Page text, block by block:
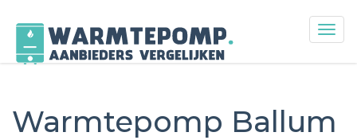
content
Warmtepomp Ballum